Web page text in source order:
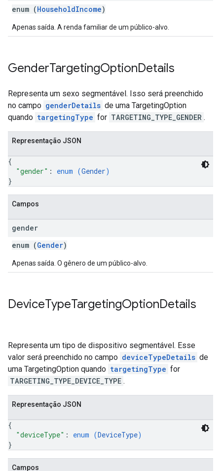
enum (HouseholdIncome)
Apenas saída. A renda familiar de um público-alvo.
GenderTargetingOptionDetails
Representa um sexo segmentável. Isso será preenchido
no campo genderDetails de uma TargetingOption
quando targetingType for TARGETING_TYPE_GENDER .
Representação JSON
{
"gender" : enum (Gender)
}
Campos
gender
enum (Gender)
Apenas saída. O gênero de um público-alvo.
DeviceTypeTargetingOptionDetails
Representa um tipo de dispositivo segmentável. Esse
valor será preenchido no campo deviceTypeDetails de
uma TargetingOption quando targetingType for
TARGETING_TYPE_DEVICE_TYPE .
Representação JSON
{
"deviceType" : enum (DeviceType)
}
Campos